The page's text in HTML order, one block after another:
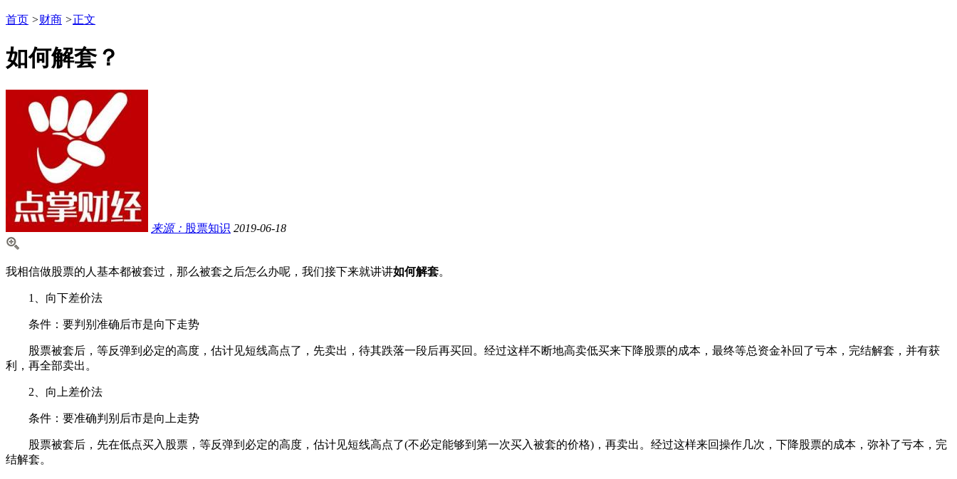
首页 >财商 >正文
如何解套？
来源： 股票知识 2019-06-18
我相信做股票的人基本都被套过，那么被套之后怎么办呢，我们接下来就讲讲如何解套。
1、向下差价法
条件：要判别准确后市是向下走势
股票被套后，等反弹到必定的高度，估计见短线高点了，先卖出，待其跌落一段后再买回。经过这样不断地高卖低买来下降股票的成本，最终等总资金补回了亏本，完结解套，并有获
利，再全部卖出。
2、向上差价法
条件：要准确判别后市是向上走势
股票被套后，先在低点买入股票，等反弹到必定的高度，估计见短线高点了(不必定能够到第一次买入被套的价格)，再卖出。经过这样来回操作几次，下降股票的成本，弥补了亏本，完
结解套。